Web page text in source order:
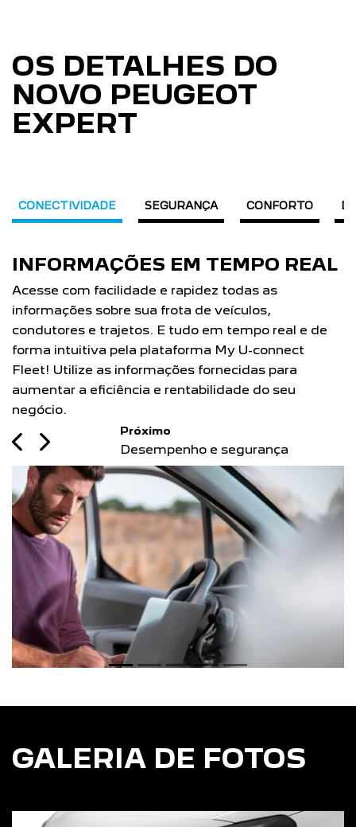
OS DETALHES DO
NOVO PEUGEOT
EXPERT
CONECTIVIDADE SEGURANÇA CONFORTO
INFORMAÇÕES EM TEMPO REAL
Acesse com facilidade e rapidez todas as
informações sobre sua frota de veículos,
condutores e trajetos. E tudo em tempo real e de
forma intuitiva pela plataforma My U-connect
Fleet! Utilize as informações fornecidas para
aumentar a eficiência e rentabilidade do seu
negócio.
Previous
Next
GALERIA DE FOTOS